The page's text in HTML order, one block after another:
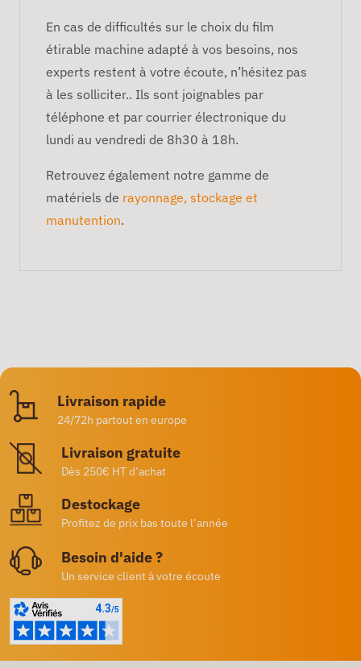
En cas de difficultés sur le choix du film
étirable machine adapté à vos besoins, nos
experts restent à votre écoute, n’hésitez pas
à les solliciter.. Ils sont joignables par
téléphone et par courrier électronique du
lundi au vendredi de 8h30 à 18h.
Retrouvez également notre gamme de
matériels de rayonnage, stockage et
manutention.
Livraison rapide
24/72h partout en europe
Livraison gratuite
Dès 250€ HT d’achat
Destockage
Profitez de prix bas toute l’année
Besoin d'aide ?
Un service client à votre écoute